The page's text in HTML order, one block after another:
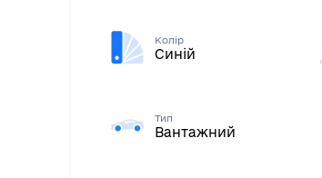
Колір
Синій
Тип
Вантажний